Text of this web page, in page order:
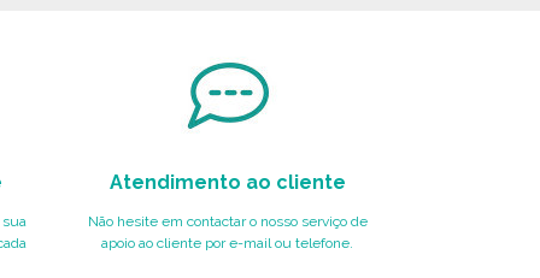
Atendimento ao cliente
Não hesite em contactar o nosso serviço de
apoio ao cliente por e-mail ou telefone.